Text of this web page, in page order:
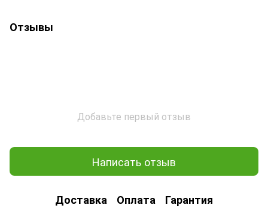
Отзывы
Добавьте первый отзыв
Написать отзыв
Доставка Оплата Гарантия